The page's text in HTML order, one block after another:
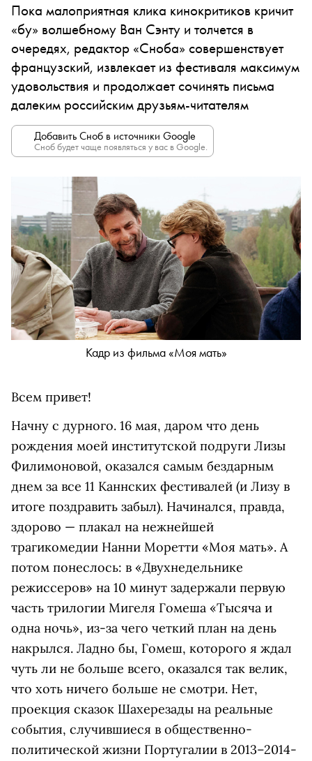
Пока малоприятная клика кинокритиков кричит
«бу» волшебному Ван Сэнту и толчется в
очередях, редактор «Сноба» совершенствует
французский, извлекает из фестиваля максимум
удовольствия и продолжает сочинять письма
далеким российским друзьям-читателям
Добавить Сноб в источники Google
Сноб будет чаще появляться у вас в Google.
Кадр из фильма «Моя мать»
Всем привет!
Начну с дурного. 16 мая, даром что день
рождения моей институтской подруги Лизы
Филимоновой, оказался самым бездарным
днем за все 11 Каннских фестивалей (и Лизу в
итоге поздравить забыл). Начинался, правда,
здорово — плакал на нежнейшей
трагикомедии Нанни Моретти «Моя мать». А
потом понеслось: в «Двухнедельнике
режиссеров» на 10 минут задержали первую
часть трилогии Мигеля Гомеша «Тысяча и
одна ночь», из-за чего четкий план на день
накрылся. Ладно бы, Гомеш, которого я ждал
чуть ли не больше всего, оказался так велик,
что хоть ничего больше не смотри. Нет,
проекция сказок Шахерезады на реальные
события, случившиеся в общественно-
политической жизни Португалии в 2013–2014-